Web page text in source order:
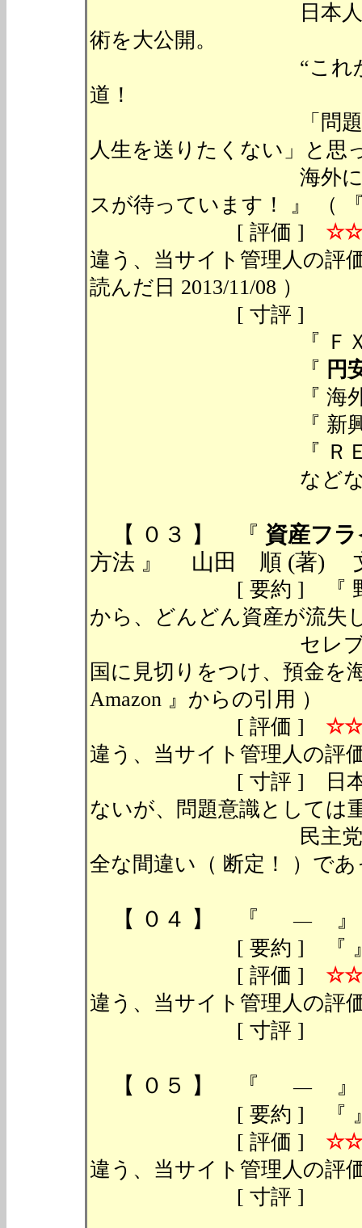
日本人のための“
術を大公開。
“これから”の日
道！
「問題山積みの
人生を送りたくない」と思
海外にはあなた
スが待っています！ 』 （
[ 評価 ]
違う、当サイ
読んだ日 2013/11/08 ）
[ 寸評 ] 入門書
『 ＦＸのメリ
『 円
『 海外ＥＴＦの
『 新興国投資
『 ＲＥＩＴ不動
などなど、お
【 ０３ 】 『 資産フ
方法 』 山田 順 (著) 文
[ 要約 ] 『 野田新政
から、どんどん資産が流失
セレブはもちろ
国に見切りをつけ、預金を
Amazon 』からの引用 ）
[ 評価 ]
違う、当サイト管理人の評
[ 寸評 ] 日本からの
ないが、問題意識としては
民主党時の金融政
全な間違い（ 断定！ ）で
【 ０４ 】 『 ―
[ 要約 ] 『 』 （ 『
[ 評価 ]
違う、当サイト管理人の評
[ 寸評 ]
【 ０５ 】 『 ―
[ 要約 ] 『 』 （ 『
[ 評価 ]
違う、当サイト管理人の評
[ 寸評 ]